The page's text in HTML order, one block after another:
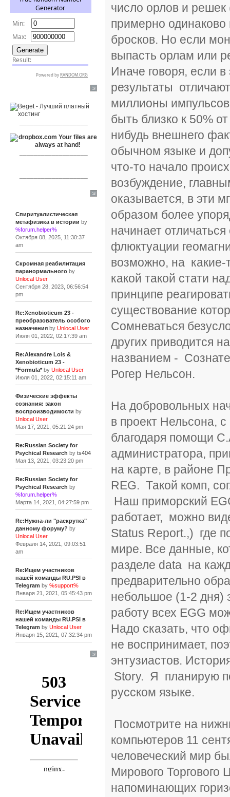
Спиритуалистическая
метафизика в истории by
%forum.helper%
Октября 08, 2025, 11:30:37
am
Скромная реабилитация
паранормальногоby
Unlocal User
Сентября 28, 2023, 06:56:54
pm
Re:Xenobioticum 23 -
преобразователь особого
назначенияby Unlocal User
Июля 01, 2022, 02:17:39 am
Re:Alexandre Lois &
Xenobioticum 23 -
*Formula*by Unlocal User
Июля 01, 2022, 02:15:11 am
Физические эффекты
сознания: закон
воспроизводимости by
Unlocal User
Мая 17, 2021, 05:21:24 pm
Re:Russian Society for
Psychical Research by ts404
Мая 13, 2021, 03:23:20 pm
Re:Russian Society for
Psychical Research by
%forum.helper%
Марта 14, 2021, 04:27:59 pm
Re:Нужна-ли "раскрутка"
данному форуму? by
Unlocal User
Февраля 14, 2021, 09:03:51
am
Re:Ищем участников
нашей команды RU.PSI в
Telegram by %support%
Января 21, 2021, 05:45:43 pm
Re:Ищем участников
нашей команды RU.PSI в
Telegram by Unlocal User
Января 15, 2021, 07:32:34 pm
число орлов и решек
примерно одинаково
бросков. Но если
выпасть орлам или
Иначе говоря, если
результаты
миллионы
быть близко к 50%
нибудь внешнего
обычном языке и
что-то начало
возбуждение,
оказывается, в эти
образом более
начинает
флюктуации
возможно, на какие-
какой такой стати
принципе
существование
Сомневаться
других приводится
названием -
Рогер Нельсон.
На добровольных
в проект Нельсона,
благодаря помощи
администратора,
на карте, в районе
REG. Такой комп,
Наш приморский
работает, можно
Status Report.,) где
мире. Все данные,
разделе data на
предварительно
небольшое (1-2 дня)
работу всех EGG
Надо сказать, что
не воспринимает,
энтузиастов.
Story. Я планирую
русском языке.
Посмотрите на
компьютеров 11
человеческий мир
Мирового
напоминающих